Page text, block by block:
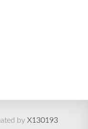
by X130193